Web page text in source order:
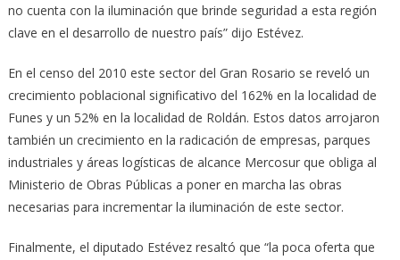
no cuenta con la iluminación que brinde seguridad a esta región
clave en el desarrollo de nuestro país” dijo Estévez.
En el censo del 2010 este sector del Gran Rosario se reveló un
crecimiento poblacional significativo del 162% en la localidad de
Funes y un 52% en la localidad de Roldán. Estos datos arrojaron
también un crecimiento en la radicación de empresas, parques
industriales y áreas logísticas de alcance Mercosur que obliga al
Ministerio de Obras Públicas a poner en marcha las obras
necesarias para incrementar la iluminación de este sector.
Finalmente, el diputado Estévez resaltó que “la poca oferta que